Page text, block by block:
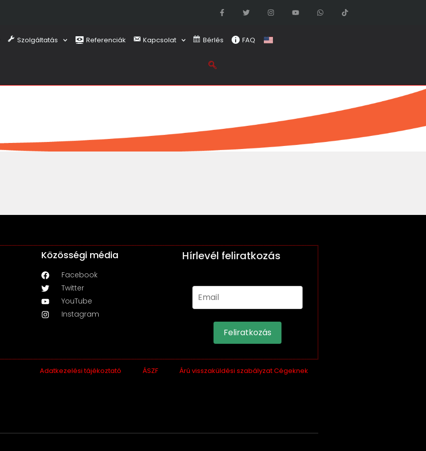
Szolgáltatás Referenciák Kapcsolat Bérlés FAQ
Közösségi média
Facebook
Twitter
YouTube
Instagram
Hírlevél feliratkozás
Feliratkozás
Adatkezelési tájékoztató ÁSZF Árú visszaküldési szabályzat Cégeknek